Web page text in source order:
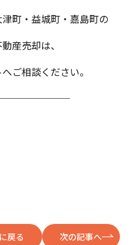
町・益城町・嘉島町の
産売却は、
ご相談ください。
戻る 次の記事へ